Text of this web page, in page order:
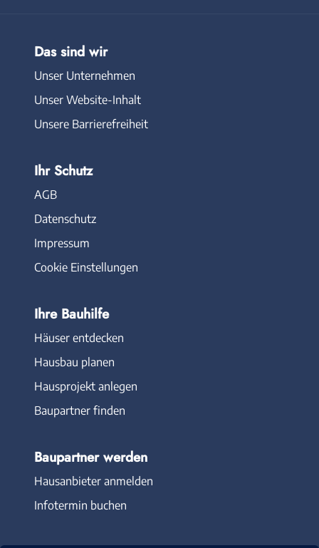
Das sind wir
Unser Unternehmen
Unser Website-Inhalt
Unsere Barrierefreiheit
Ihr Schutz
AGB
Datenschutz
Impressum
Cookie Einstellungen
Ihre Bauhilfe
Häuser entdecken
Hausbau planen
Hausprojekt anlegen
Baupartner finden
Baupartner werden
Hausanbieter anmelden
Infotermin buchen